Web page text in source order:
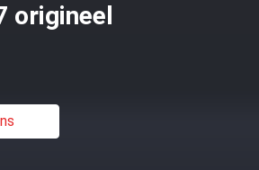
origineel